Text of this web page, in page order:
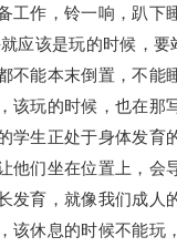
工作，铃一响，趴下
应该是玩的时候，要
能本末倒置，不能
，该玩的时候，也在
学生正处于身体发育
他们坐在位置上，会
发育，就像我们成人
该休息的时候不能玩